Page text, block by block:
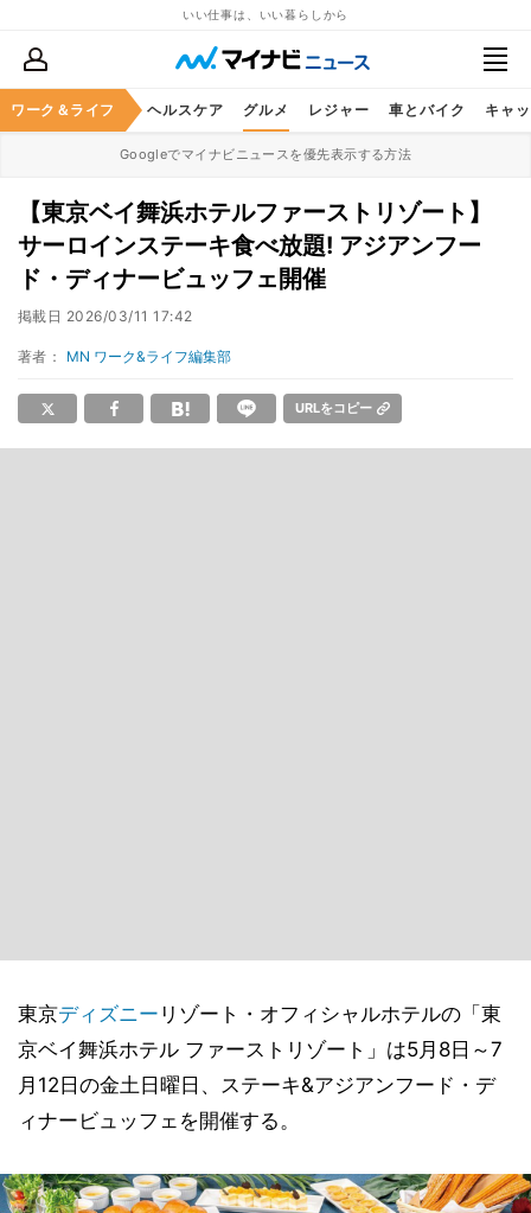
いい仕事は、いい暮らしから
ワーク＆ライフ
マネー 暮らし ヘルスケア グルメ レジャー 車とバイク キャ
Googleでマイナビニュースを優先表示する方法
【東京ベイ舞浜ホテルファーストリゾート】
サーロインステーキ食べ放題! アジアンフー
ド・ディナービュッフェ開催
掲載日 2026/03/11 17:42
著者： MN ワーク&ライフ編集部
URLをコピー
東京ディズニー リゾート・オフィシャルホテルの「東
京ベイ舞浜ホテル ファーストリゾート」は5月8日～7
月12日の金土日曜日、ステーキ&アジアンフード・デ
ィナービュッフェを開催する。